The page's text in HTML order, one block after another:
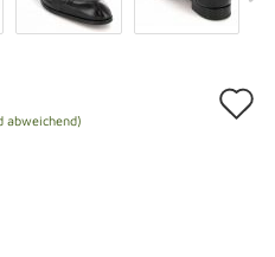
abweichend)